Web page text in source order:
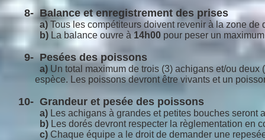
8- Balance et enregistrement des prises
a) Tous les compétiteurs doivent revenir à la zone
b) La balance ouvre à 14h00 pour peser un
9- Pesées des poissons
a) Un total maximum de trois (3) achigans et/ou
espèce. Les poissonsdevrontêtre vivants et un
10- Grandeur et pesée des poissons
a) Les achigans à grandes et petites bouches seront
b) Les dorés devront respecter la règlementation en
c) Chaque équipe a le droit de demander une